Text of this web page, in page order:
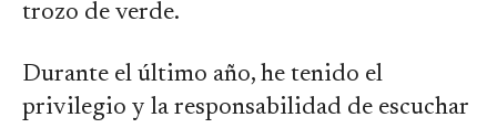
trozo de verde.
Durante el último año, he tenido el
privilegio y la responsabilidad de escuchar